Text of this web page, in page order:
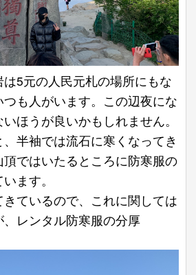
は5元の人民元札の場所にもな
も人がいます。この辺夜にな
ほうが良いかもしれません。
半袖では流石に寒くなってき
頂ではいたるところに防寒服の
ます。
ているので、これに関しては
レンタル防寒服の分厚